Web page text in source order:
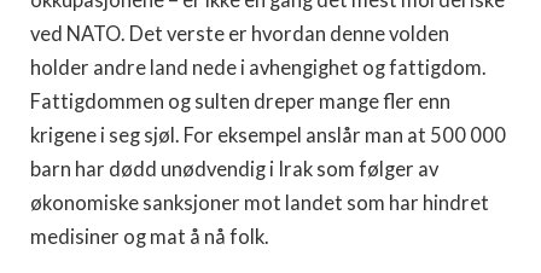
ved NATO. Det verste er hvordan denne volden
holder andre land nede i avhengighet og fattigdom.
Fattigdommen og sulten dreper mange fler enn
krigene i seg sjøl. For eksempel anslår man at 500 000
barn har dødd unødvendig i Irak som følger av
økonomiske sanksjoner mot landet som har hindret
medisiner og mat å nå folk.